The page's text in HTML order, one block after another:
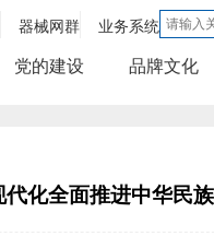
器械网群 业务系统
党的建设 品牌文化
化全面推进中华民